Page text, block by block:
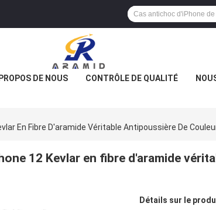
DE NOUS CONTRÔLE DE QUALITÉ
En Fibre D'aramide Véritable Antipoussière De
12 Kevlar en fibre d'aramide
Détails sur le